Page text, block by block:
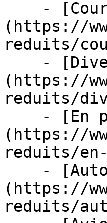
(https://
reduits/
(https://
reduits/
(https://
reduits/
(https://
reduits/